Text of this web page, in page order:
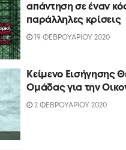
απάντηση σε έναν
παράλληλες κρίσεις
19 ΦΕΒΡΟΥΑΡΙΟΥ 2020
Κείμενο Εισήγησης
Ομάδας για την
2 ΦΕΒΡΟΥΑΡΙΟΥ 2020